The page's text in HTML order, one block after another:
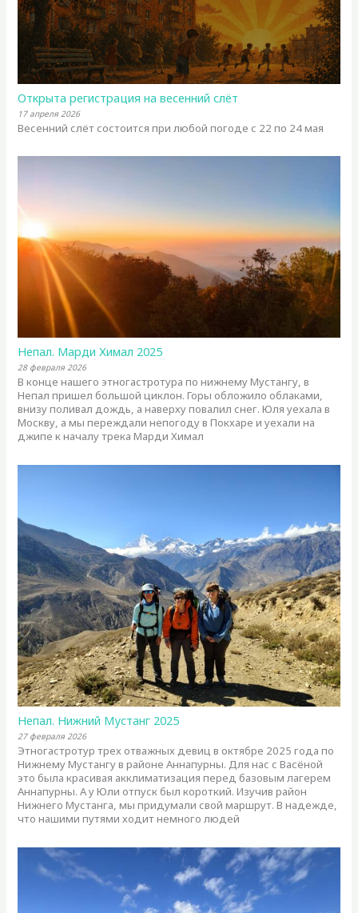
Открыта регистрация на весенний слёт
17 апреля 2026
Весенний слёт состоится при любой погоде с 22 по 24 мая
Непал. Марди Химал 2025
28 февраля 2026
В конце нашего этногастротура по нижнему Мустангу, в
Непал пришел большой циклон. Горы обложило облаками,
внизу поливал дождь, а наверху повалил снег. Юля уехала в
Москву, а мы переждали непогоду в Покхаре и уехали на
джипе к началу трека Марди Химал
Непал. Нижний Мустанг 2025
27 февраля 2026
Этногастротур трех отважных девиц в октябре 2025 года по
Нижнему Мустангу в районе Аннапурны. Для нас с Васёной
это была красивая акклиматизация перед базовым лагерем
Аннапурны. А у Юли отпуск был короткий. Изучив район
Нижнего Мустанга, мы придумали свой маршрут. В надежде,
что нашими путями ходит немного людей